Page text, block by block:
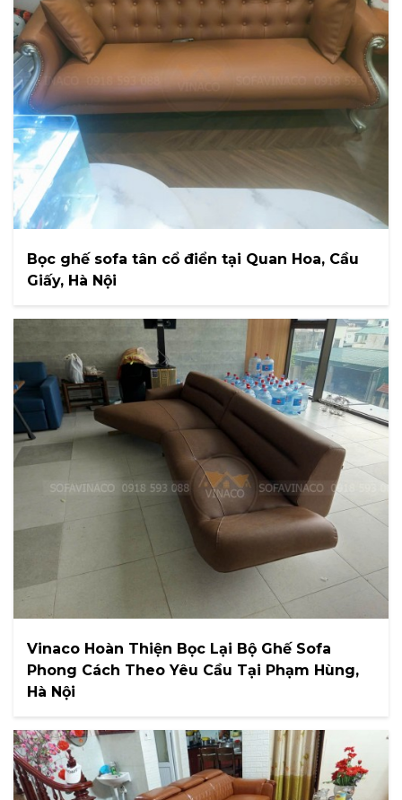
Bọc ghế sofa tân cổ điển tại Quan Hoa, Cầu
Giấy, Hà Nội
Vinaco Hoàn Thiện Bọc Lại Bộ Ghế Sofa
Phong Cách Theo Yêu Cầu Tại Phạm Hùng,
Hà Nội